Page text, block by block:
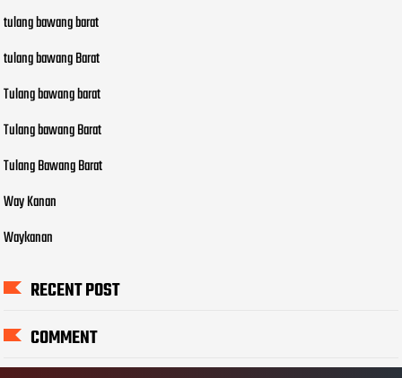
tulang bawang barat
tulang bawang Barat
Tulang bawang barat
Tulang bawang Barat
Tulang Bawang Barat
Way Kanan
Waykanan
RECENT POST
COMMENT